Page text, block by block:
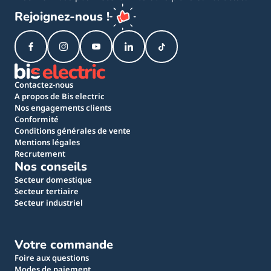
Rejoignez-nous !
Contactez-nous
A propos de Bis electric
Nos engagements clients
Conformité
Conditions générales de vente
Mentions légales
Recrutement
Nos conseils
Secteur domestique
Secteur tertiaire
Secteur industriel
Votre commande
Foire aux questions